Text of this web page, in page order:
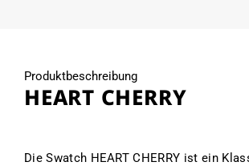
Produktbeschreibung
HEART CHERRY
Die Swatch HEART CHERRY ist ein